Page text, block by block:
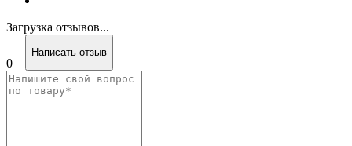
Загрузка отзывов...
0
Написать отзыв